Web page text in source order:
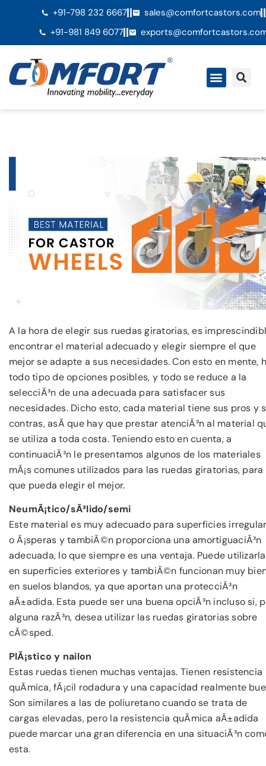
+91-798 232 6667
sales@comfortcastors.com
+91-981 849 6077
A la hora de elegir sus ruedas giratorias, es
encontrar el material adecuado y elegir siempre el que
mejor se adapte a sus necesidades. Con esto en mente,
todo tipo de opciones posibles, y todo se reduce a la
selecciÃ³n de una adecuada para satisfacer sus
necesidades. Dicho esto, cada material tiene sus pros y
contras, asÃ­ que hay que prestar atenciÃ³n al material
se utiliza a toda costa. Teniendo esto en cuenta, a
continuaciÃ³n le presentamos algunos de los materiales
mÃ¡s comunes utilizados para las ruedas giratorias, para
que pueda elegir el mejor.
NeumÃ¡tico/sÃ³lido/semi
Este material es muy adecuado para superficies
o Ã¡speras y tambiÃ©n proporciona una amortiguaciÃ³n
adecuada, lo que siempre es una ventaja. Puede
en superficies exteriores y tambiÃ©n funcionan muy
en suelos blandos, ya que aportan una protecciÃ³n
aÃ±adida. Esta puede ser una buena opciÃ³n incluso si,
alguna razÃ³n, desea utilizar las ruedas giratorias sobre
cÃ©sped.
PlÃ¡stico y nailon
Estas ruedas tienen muchas ventajas. Tienen resistencia
quÃ­mica, fÃ¡cil rodadura y una capacidad realmente
Son similares a las de poliuretano cuando se trata de
cargas elevadas, pero la resistencia quÃ­mica aÃ±adida
puede marcar una gran diferencia en una situaciÃ³n
esta.